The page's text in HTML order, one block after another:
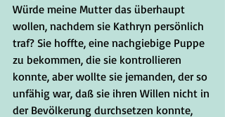
Würde meine Mutter das überhaupt
wollen, nachdem sie Kathryn persönlich
traf? Sie hoffte, eine nachgiebige Puppe
zu bekommen, die sie kontrollieren
konnte, aber wollte sie jemanden, der so
unfähig war, daß sie ihren Willen nicht in
der Bevölkerung durchsetzen konnte,